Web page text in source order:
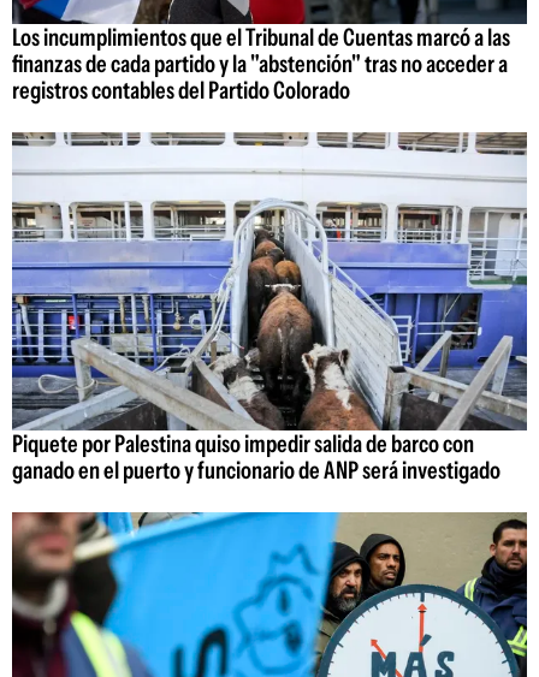
Los incumplimientos que el Tribunal de Cuentas marcó a las
finanzas de cada partido y la "abstención" tras no acceder a
registros contables del Partido Colorado
Piquete por Palestina quiso impedir salida de barco con
ganado en el puerto y funcionario de ANP será investigado